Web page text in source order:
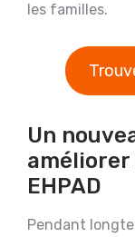
les familles.
Un
améliorer
EHPAD
Pendant